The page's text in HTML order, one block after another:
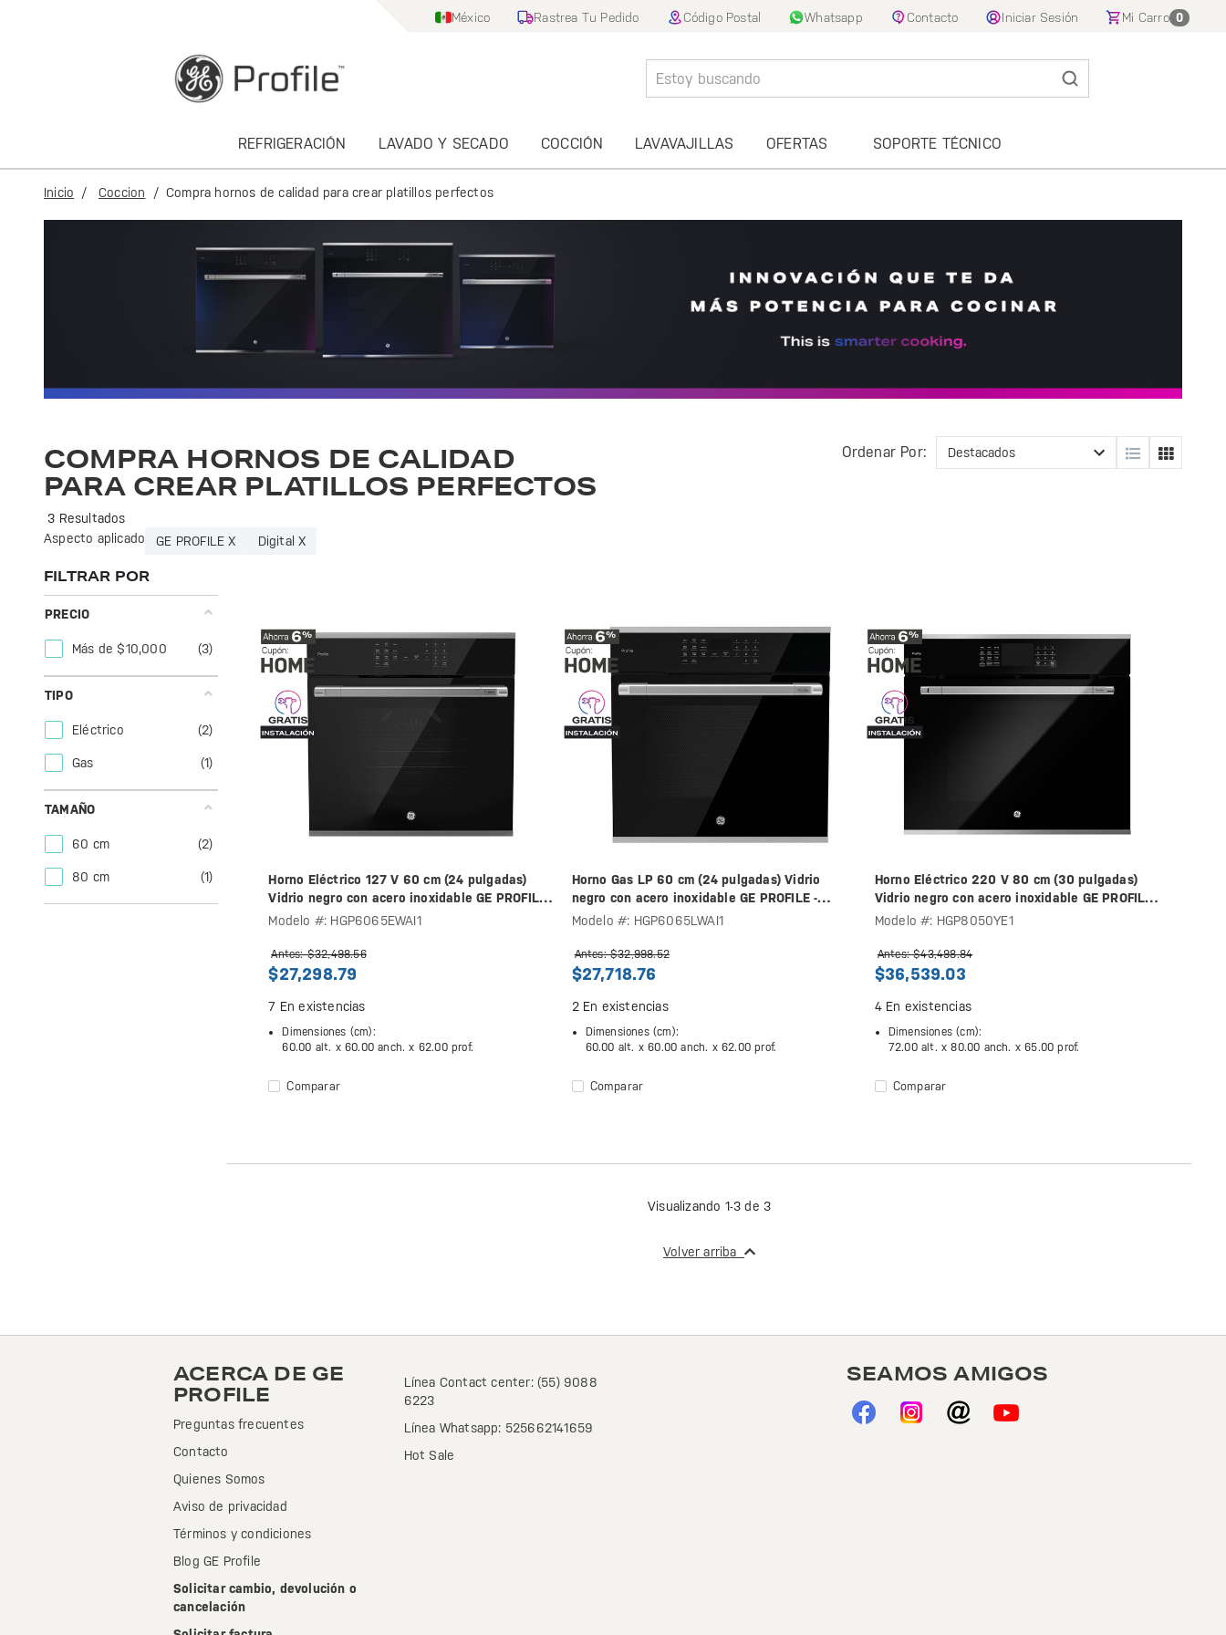
México Rastrea Tu Pedido Código Postal Whatsapp Contacto Iniciar Sesión Mi Carro 0
REFRIGERACIÓN LAVADO Y SECADO COCCIÓN LAVAVAJILLAS OFERTAS SOPORTE TÉCNICO
Inicio Coccion Compra hornos de calidad para crear platillos perfectos
COMPRA HORNOS DE CALIDAD
PARA CREAR PLATILLOS PERFECTOS
3 Resultados
Ordenar Por:
Aspecto aplicado GE PROFILE X Digital X
FILTRAR POR
PRECIO
Más de $10,000 (3)
TIPO
Eléctrico (2)
Gas (1)
TAMAÑO
60 cm (2)
80 cm (1)
Horno Eléctrico 127 V 60 cm (24 pulgadas)
Vidrio negro con acero inoxidable GE PROFILE
- HGP6065EWAI1
Modelo #: HGP6065EWAI1
Antes: $32,498.56
$27,298.79
7 En existencias
Dimensiones (cm):
60.00 alt. x 60.00 anch. x 62.00 prof.
Comparar
Horno Gas LP 60 cm (24 pulgadas) Vidrio
negro con acero inoxidable GE PROFILE -
HGP6065LWAI1
Modelo #: HGP6065LWAI1
Antes: $32,998.52
$27,718.76
2 En existencias
Dimensiones (cm):
60.00 alt. x60.00 anch. x 62.00 prof.
Comparar
Horno Eléctrico 220 V 80 cm (30 pulgadas)
Vidrio negro con acero inoxidable GE PROFILE
- HGP8050YE1
Modelo #: HGP8050YE1
Antes: $43,498.84
$36,539.03
4 En existencias
Dimensiones (cm):
72.00 alt. x80.00 anch. x65.00 prof.
Comparar
Visualizando 1-3 de 3
Volver arriba
ACERCA DE GE
PROFILE
Preguntas frecuentes
Contacto
Quienes Somos
Aviso de privacidad
Términos y condiciones
Blog GE Profile
Solicitar cambio, devolución o
cancelación
Línea Contact center: (55) 9088
6223
Línea Whatsapp: 525662141659
Hot Sale
SEAMOS AMIGOS